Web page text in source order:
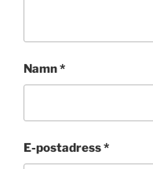
Namn*
E-postadress*